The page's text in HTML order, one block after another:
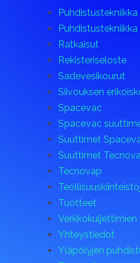
Puhdistustekniikka
Puhdistustekniikka
Ratkaisut
Rekisteriseloste
Sadevesikourut
Siivouksen
Spacevac
Spacevac
Suuttimet
Suuttimet
Tecnovap
Tuotteet
Verkkokuljettimien
Yhteystiedot
Yläpölyjen